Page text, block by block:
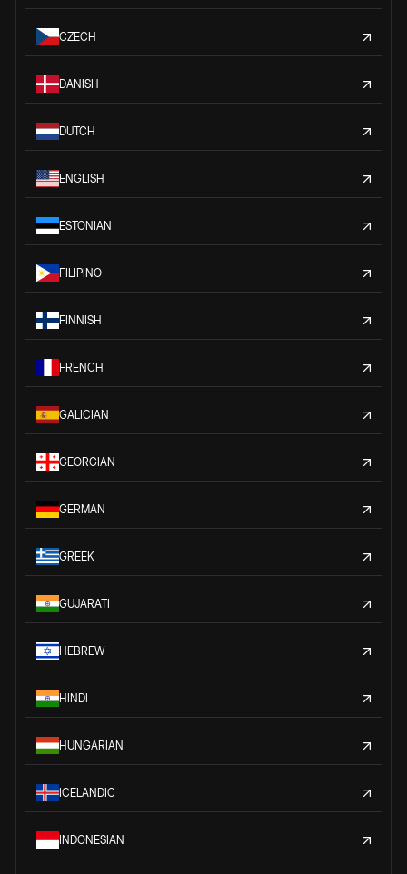
CZECH
DANISH
DUTCH
ENGLISH
ESTONIAN
FILIPINO
FINNISH
FRENCH
GALICIAN
GEORGIAN
GERMAN
GREEK
GUJARATI
HEBREW
HINDI
HUNGARIAN
ICELANDIC
INDONESIAN